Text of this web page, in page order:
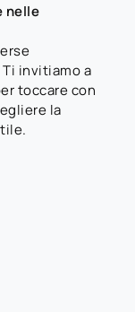
nelle
invitiamo a
toccare con
la